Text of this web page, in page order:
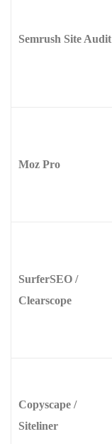
Semrush Site Audit
Moz Pro
SurferSEO /
Clearscope
Copyscape /
Siteliner